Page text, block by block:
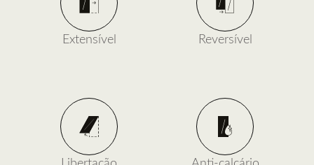
Extensível Reversível